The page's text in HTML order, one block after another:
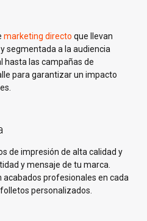
marketing directo que llevan
segmentada a la audiencia
hasta las campañas de
para garantizar un impacto
de impresión de alta calidad y
y mensaje de tu marca.
profesionales en cada
personalizados.